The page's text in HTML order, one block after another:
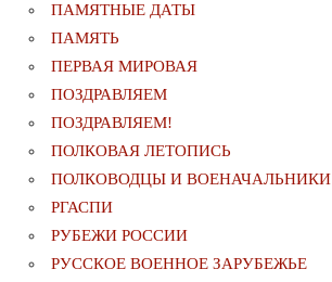
ПАМЯТНЫЕ ДАТЫ
ПАМЯТЬ
ПЕРВАЯ МИРОВАЯ
ПОЗДРАВЛЯЕМ
ПОЗДРАВЛЯЕМ!
ПОЛКОВАЯ ЛЕТОПИСЬ
ПОЛКОВОДЦЫ И ВОЕНАЧАЛЬНИКИ
РГАСПИ
РУБЕЖИ РОССИИ
РУССКОЕ ВОЕННОЕ ЗАРУБЕЖЬЕ